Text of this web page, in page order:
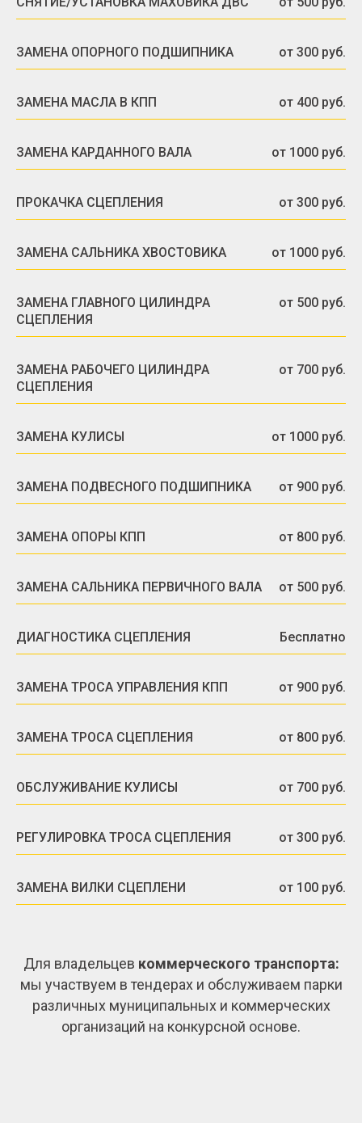
ЗАМЕНА ОПОРНОГО ПОДШИПНИКА от 300 руб.
ЗАМЕНА МАСЛА В КПП от 400 руб.
ЗАМЕНА КАРДАННОГО ВАЛА от 1000 руб.
ПРОКАЧКА СЦЕПЛЕНИЯ от 300 руб.
ЗАМЕНА САЛЬНИКА ХВОСТОВИКА от 1000 руб.
ЗАМЕНА ГЛАВНОГО ЦИЛИНДРА
СЦЕПЛЕНИЯ
от 500 руб.
ЗАМЕНА РАБОЧЕГО ЦИЛИНДРА
СЦЕПЛЕНИЯ
от 700 руб.
ЗАМЕНА КУЛИСЫ от 1000 руб.
ЗАМЕНА ПОДВЕСНОГО ПОДШИПНИКА от 900 руб.
ЗАМЕНА ОПОРЫ КПП от 800 руб.
ЗАМЕНА САЛЬНИКА ПЕРВИЧНОГО ВАЛА от 500 руб.
ДИАГНОСТИКА СЦЕПЛЕНИЯ Бесплатно
ЗАМЕНА ТРОСА УПРАВЛЕНИЯ КПП от 900 руб.
ЗАМЕНА ТРОСА СЦЕПЛЕНИЯ от 800 руб.
ОБСЛУЖИВАНИЕ КУЛИСЫ от 700 руб.
РЕГУЛИРОВКА ТРОСА СЦЕПЛЕНИЯ от 300 руб.
ЗАМЕНА ВИЛКИ СЦЕПЛЕНИ от 100 руб.
Для владельцев коммерческого транспорта:
мы участвуем в тендерах и обслуживаем парки
различных муниципальных и коммерческих
организаций на конкурсной основе.